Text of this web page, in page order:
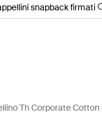
snapback firmati
Th Corporate Cotton